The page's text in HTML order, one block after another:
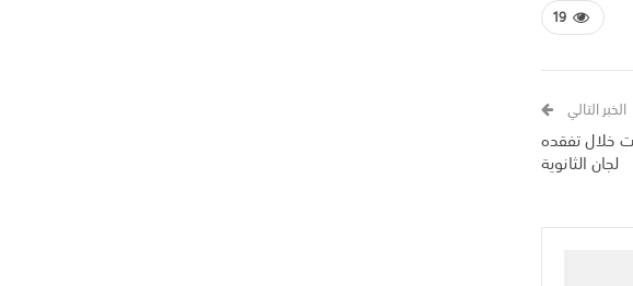
19
الخبر التالي
خلال تفقده
لجان الثانوية